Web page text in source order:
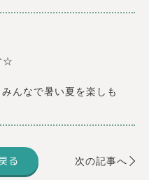
☆
んなで暑い夏を楽しも
る 次の記事へ